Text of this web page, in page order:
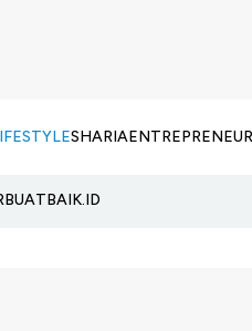
SHARIAENTREPRENEUR